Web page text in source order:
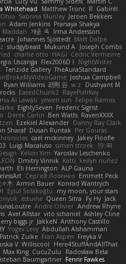
Whitehead Matthew Tronc R Gabirél
Sabrina Munley Jeroen Bekkers
Adam Jenkins Pranaya Shakya
Maddah 재윤 옥 Irma Andersson
Johannes Sjöstedt Matt Dalpé
sludgybeast Mukund A Joseph Combs
charlie otto HAGI Cédric Vermeirre
Uscanga Flex2006D !
NightWriter
Tenzide Gallery TheAuraStandard
Joshua Campbell
Ryan Williams 政則 谷 w z
Dushyant M
EasedChunk2 RayePixlrKay
Al Lawati yewen sun Felipe Ramos
EightySeven Frederic Sigrist
Derek Carlin Ben Watts RavenXXXX
Ezekiel Alexander Danny Ray Clark
Sharaf Dusan Runtak Per Gouras
cael mckinney Jakey Floofle
Luigi Macaluso simen stroek 19:48
Kelvin Yim Yaroslav Leschenko
Dmitry Vinnik Katti keilyn nuñez
Eli Herrington ALP Gauna
Cергей Лозенко Emmett Peck
木 Armin Bauer Konrad Wantrych
Eylül Solakoğlu
my moon, your stars
estuine Queen Sitra Fy Hy Jack
Andre Olivier Andrew Rhyne
Axel Allstar vito schaniel Ashley Cline
jerry biggs jr JakkeN Anthony Castillo
Yogev Levy Abdullah Alshammari
Patrick Zulke Fran Aspen Freyka V
V Williscool
Here4StuffAndAllThat
Max King CucuZulu
Radosław Bela
Baumgartner Fenrir Fawkes